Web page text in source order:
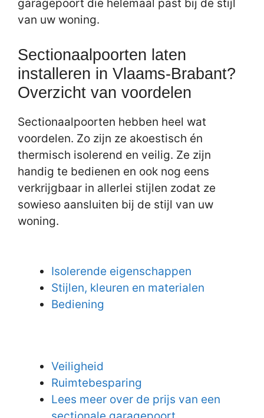
garagepoort die helemaal past bij de stijl
van uw woning.
Sectionaalpoorten laten
installeren in Vlaams-Brabant?
Overzicht van voordelen
Sectionaalpoorten hebben heel wat
voordelen. Zo zijn ze akoestisch én
thermisch isolerend en veilig. Ze zijn
handig te bedienen en ook nog eens
verkrijgbaar in allerlei stijlen zodat ze
sowieso aansluiten bij de stijl van uw
woning.
Isolerende eigenschappen
Stijlen, kleuren en materialen
Bediening
Veiligheid
Ruimtebesparing
Lees meer over de prijs van een